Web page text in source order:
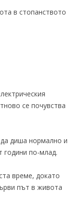
в стопанството
се почувства
диша нормално и
години по-млад.
време, докато
път в живота